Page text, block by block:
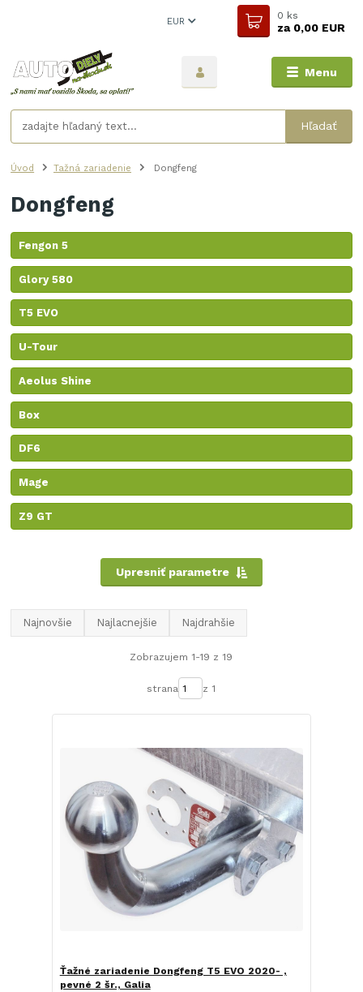
Menu
EUR
Hľadať
0 ks
za0,00 EUR
Úvod Tažná zariadenie Dongfeng
Dongfeng
Fengon 5
Glory 580
T5 EVO
U-Tour
Aeolus Shine
Box
DF6
Mage
Z9 GT
Upresniť parametre
Najnovšie Najlacnejšie Najdrahšie
Zobrazujem 1-19 z 19
strana z 1
Ťažné zariadenie Dongfeng T5 EVO 2020- ,
pevné 2 šr., Galia